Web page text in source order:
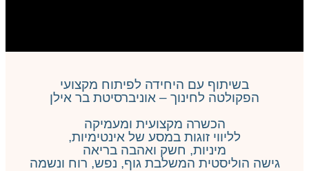
עם היחידה לפיתוח מקצועי
לחינוך – אוניברסיטת בר אילן
הכשרה מקצועית ומעמיקה
זוגות במסע של אינטימיות,
מיניות, חשק ואהבה בריאה
המשלבת גוף, נפש, רוח ונשמה